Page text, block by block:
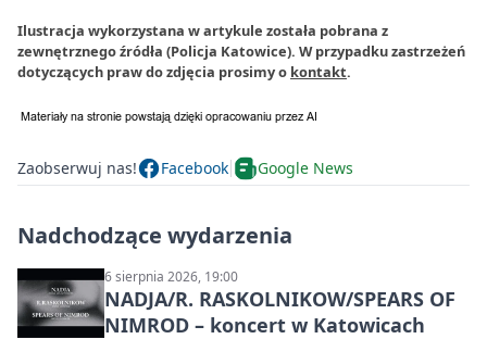
Ilustracja wykorzystana w artykule została pobrana z
zewnętrznego źródła (Policja Katowice). W przypadku zastrzeżeń
dotyczących praw do zdjęcia prosimy o kontakt.
Zaobserwuj nas! Facebook Google News
Nadchodzące wydarzenia
6 sierpnia 2026, 19:00
NADJA/R. RASKOLNIKOW/SPEARS OF
NIMROD – koncert w Katowicach